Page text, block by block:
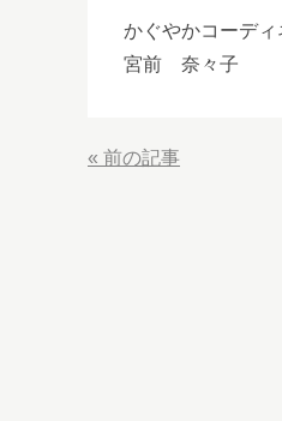
かぐやかコーディ
宮前 奈々子
« 前の記事